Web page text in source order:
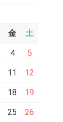
金 土
4 5
11 12
18 19
25 26